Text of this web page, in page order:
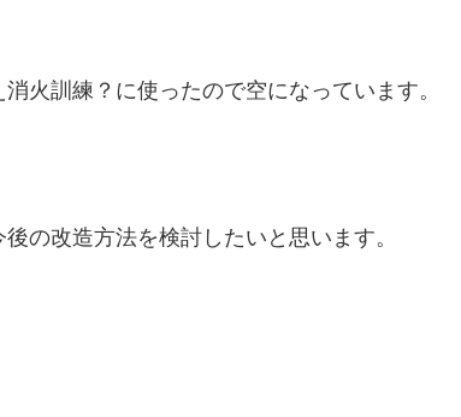
火訓練？に使ったので空になっています。
の改造方法を検討したいと思います。